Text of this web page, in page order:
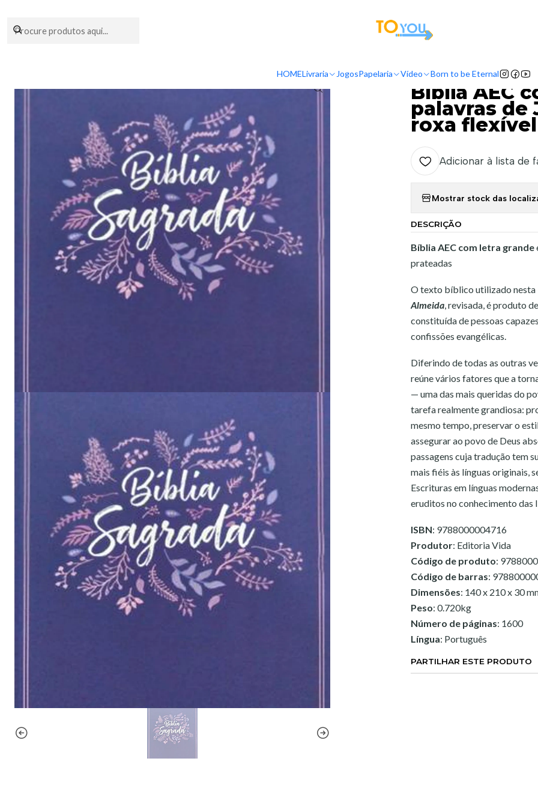
HOMELivraria JogosPapelaria Vídeo Born to be Eternal
Bíblia AEC com letra grande e palavras de Jesus a vermelho
|
Bíblia AEC
palavras de
roxa
Adicionar à lista de
Mostrar stock das
DESCRIÇÃO
Bíblia AEC com letra grande
prateadas
O texto bíblico utilizado nesta
Almeida, revisada, é produto
constituída de pessoas
confissões evangélicas.
Diferindo de todas as outras
reúne vários fatores que a
— uma das mais queridas do
tarefa realmente grandiosa:
mesmo tempo, preservar o
assegurar ao povo de Deus
passagens cuja tradução tem
mais fiéis às línguas originais,
Escrituras em línguas
eruditos no conhecimento das
ISBN: 9788000004716
Produtor: Editoria Vida
Código de produto:
Código de barras:
Dimensões: 140 x 210 x 30
Peso: 0.720kg
Número de páginas: 1600
Língua: Português
PARTILHAR ESTE PRODUTO